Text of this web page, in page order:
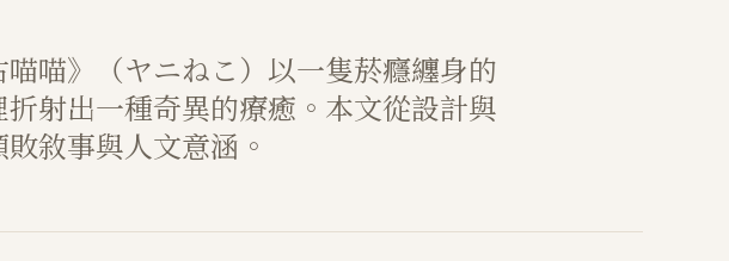
喵》（ヤニねこ）以一隻菸癮纏身的
射出一種奇異的療癒。本文從設計與
敘事與人文意涵。